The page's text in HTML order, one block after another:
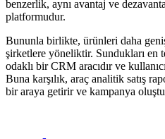
benzerlik, aynı avantaj ve
platformudur.
Bununla birlikte, ürünleri daha
şirketlere yöneliktir. Sundukları en
odaklı bir CRM aracıdır ve
Buna karşılık, araç analitik satış
bir araya getirir ve kampanya